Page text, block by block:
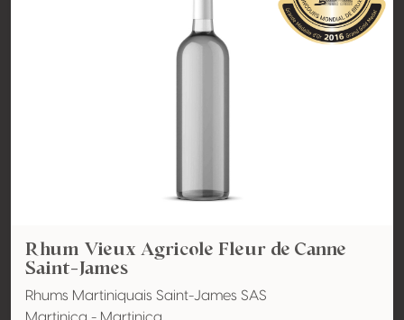
Rhum Vieux Agricole Fleur de Canne
Saint-James
Rhums Martiniquais Saint-James SAS